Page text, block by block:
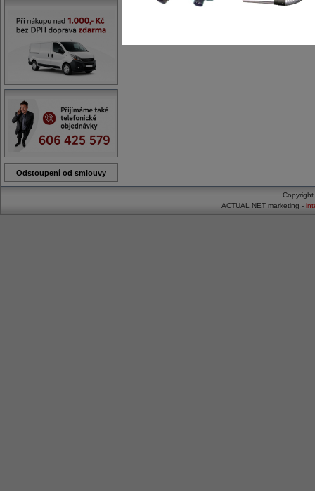
Odstoupení od smlouvy
ACTUAL NET marketing -